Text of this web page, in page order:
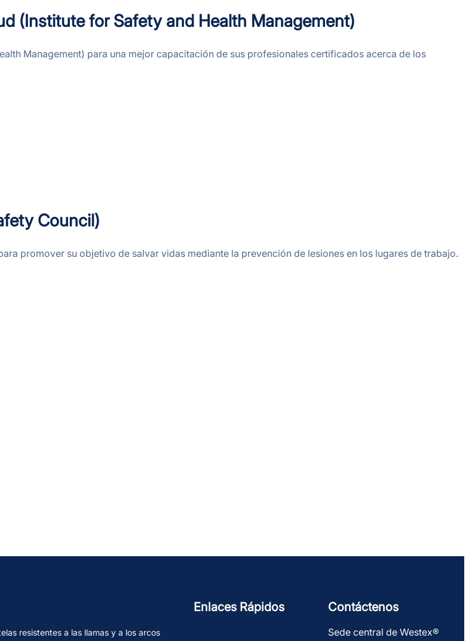
(Institute for Safety and Health Management)
Management) para una mejor capacitación de sus profesionales certificados acerca de los
Council)
promover su objetivo de salvar vidas mediante la prevención de lesiones en los lugares de trabajo.
resistentes a las llamas y a los arcos
Enlaces Rápidos Contáctenos
Sede central de Westex®